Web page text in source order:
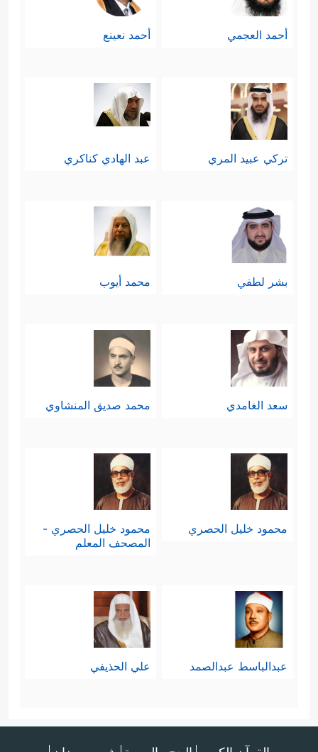
أحمد العجمي أحمد نعينع
تركي عبيد المري عبد الهادي كناكري
بشر لطفي محمد أيوب
سعد الغامدي محمد صديق المنشاوي
محمود خليل الحصري
محمود خليل الحصري -
المصحف المعلم
عبدالباسط عبدالصمد علي الحذيفي